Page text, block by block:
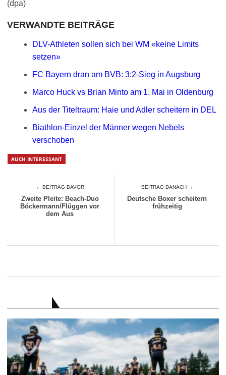
(dpa)
VERWANDTE BEITRÄGE
DLV-Athleten sollen sich bei WM «keine Limits
setzen»
FC Bayern dran am BVB: 3:2-Sieg in Augsburg
Marco Huck vs Brian Minto am 1. Mai in Oldenburg
Aus der Titeltraum: Haie und Adler scheitern in DEL
Biathlon-Einzel der Männer wegen Nebels
verschoben
AUCH INTERESSANT
← BEITRAG DAVOR
Zweite Pleite: Beach-Duo
Böckermann/Flüggen vor
dem Aus
BEITRAG DANACH →
Deutsche Boxer scheitern
frühzeitig